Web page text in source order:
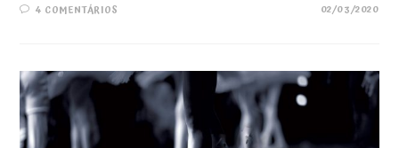
4 COMENTÁRIOS 02/03/2020